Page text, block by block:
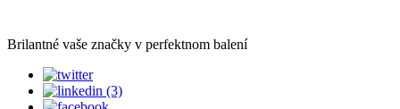
Brilantné vaše značky v perfektnom balení